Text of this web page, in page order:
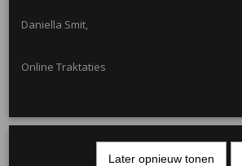
Daniella Smit,
Online Traktaties
Later opnieuw tonen